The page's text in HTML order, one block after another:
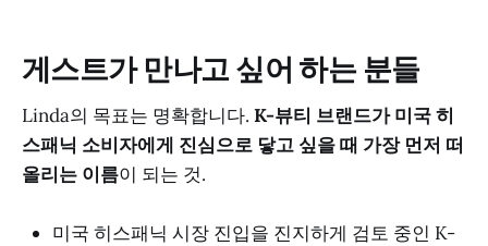
게스트가 만나고 싶어 하는 분들
Linda의 목표는 명확합니다. K-뷰티 브랜드가 미국 히
스패닉 소비자에게 진심으로 닿고 싶을 때 가장 먼저 떠
올리는 이름이 되는 것.
미국 히스패닉 시장 진입을 진지하게 검토 중인 K-